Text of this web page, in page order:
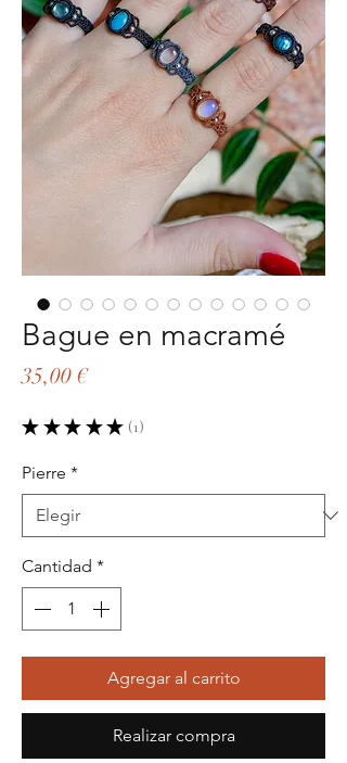
Bague en macramé
35,00 €Precio
★ ★ ★ ★ ★ 1
1
Pierre *
Cantidad *
Agregar al carrito
Realizar compra